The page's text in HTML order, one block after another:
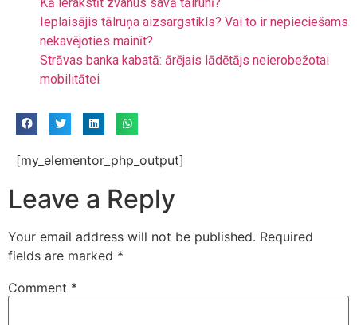
Ieplaisājis tālruņa aizsargstikls? Vai to ir nepieciešams
nekavējoties mainīt?
Strāvas banka kabatā: ārējais lādētājs neierobežotai
mobilitātei
[my_elementor_php_output]
Leave a Reply
Your email address will not be published. Required
fields are marked *
Comment *